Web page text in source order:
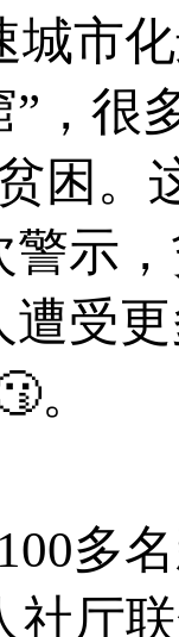
城市
，很
困。
示
受
。
多名
社厅